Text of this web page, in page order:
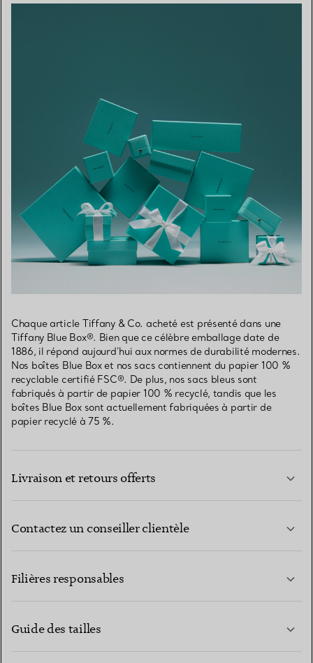
Chaque article Tiffany & Co. acheté est présenté dans une
Tiffany Blue Box®. Bien que ce célèbre emballage date de
1886, il répond aujourd’hui aux normes de durabilité modernes.
Nos boîtes Blue Box et nos sacs contiennent du papier 100 %
recyclable certifié FSC®. De plus, nos sacs bleus sont
fabriqués à partir de papier 100 % recyclé, tandis que les
boîtes Blue Box sont actuellement fabriquées à partir de
papier recyclé à 75 %.
Livraison et retours offerts
Contactez un conseiller clientèle
Filières responsables
Guide des tailles